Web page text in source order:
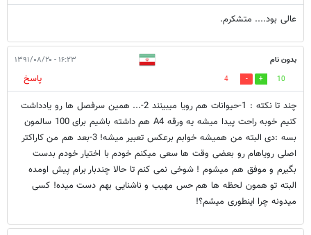
عالی بود.... متشکرم.
بدون نام ۱۶:۲۳ - ۱۳۹۱/۰۸/۲۰
10
4
پاسخ
چند تا نکته : 1-حیوانات هم رویا میبینند 2-... همین سرفصل ها رو یادداشت
کنیم خوبه راحت پیدا میشه یه ورقه A4 هم داشته باشیم برای 100 سالمون
بسه :دی البته من همیشه خوابم برعکس تعبیر میشه! 3-بعد هم من کاراکتر
اصلی رویاهام رو بعضی وقت ها سعی میکنم خودم با اختیار خودم بدست
بگیرم و موفق هم میشوم ! شوخی نمی کنم تا حالا چندبار برام پیش اومده
البته تو همون لحظه ها هم حس مهیب و ناشنایی بهم دست میده! کسی
میدونه چرا اینطوری میشم؟!